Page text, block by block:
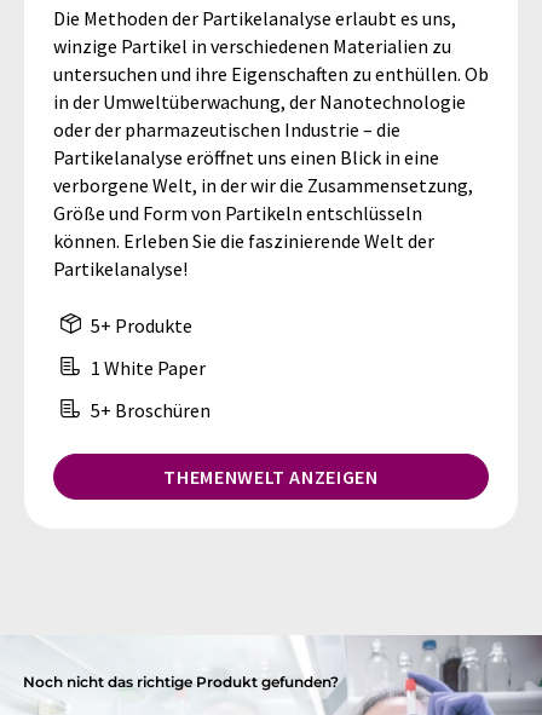
Die Methoden der Partikelanalyse erlaubt es uns,
winzige Partikel in verschiedenen Materialien zu
untersuchen und ihre Eigenschaften zu enthüllen. Ob
in der Umweltüberwachung, der Nanotechnologie
oder der pharmazeutischen Industrie – die
Partikelanalyse eröffnet uns einen Blick in eine
verborgene Welt, in der wir die Zusammensetzung,
Größe und Form von Partikeln entschlüsseln
können. Erleben Sie die faszinierende Welt der
Partikelanalyse!
5+ Produkte
1 White Paper
5+ Broschüren
THEMENWELT ANZEIGEN
Noch nicht das richtige Produkt gefunden?